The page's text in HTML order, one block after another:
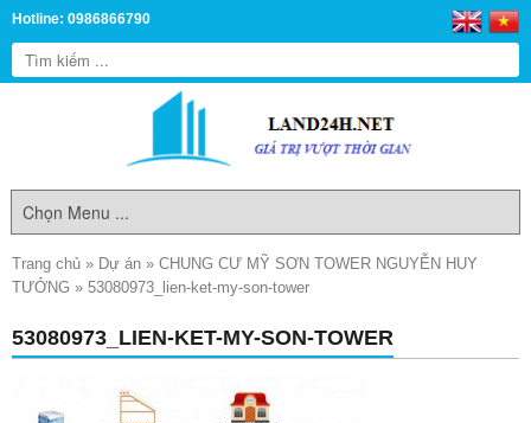
Hotline: 0986866790
Trang chủ » Dự án » CHUNG CƯ MỸ SƠN TOWER NGUYỄN HUY
TƯỞNG » 53080973_lien-ket-my-son-tower
53080973_LIEN-KET-MY-SON-TOWER